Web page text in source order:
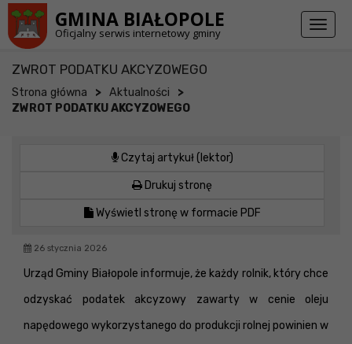
GMINA BIAŁOPOLE
Oficjalny serwis internetowy gminy
Toggle
ZWROT PODATKU AKCYZOWEGO
Strona główna > Aktualności >
ZWROT PODATKU AKCYZOWEGO
Czytaj artykuł (lektor)
Drukuj stronę
Wyświetl stronę w formacie PDF
26 stycznia 2026
Urząd Gminy Białopole informuje, że każdy rolnik, który chce
odzyskać podatek akcyzowy zawarty w cenie oleju
napędowego wykorzystanego do produkcji rolnej powinien w